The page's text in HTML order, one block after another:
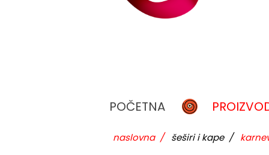
POČETNA
naslovna / šeširi i kape /